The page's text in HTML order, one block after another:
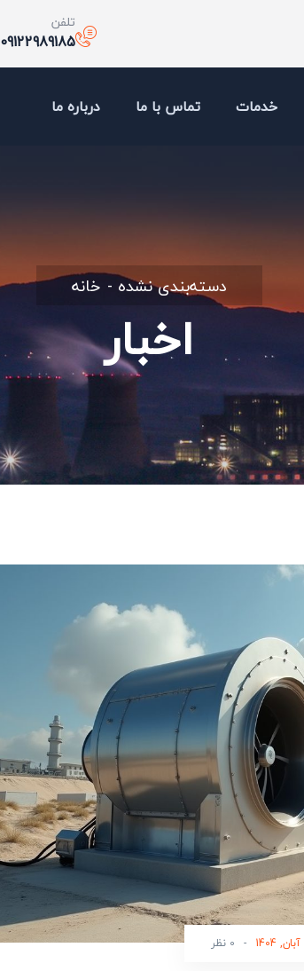
تلفن
09122989185
خدمات تماس با ما درباره ما
خانه دسته‌بندی نشده
اخبار
- 0 نظر